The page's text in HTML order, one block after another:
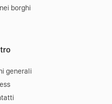
borghi
generali